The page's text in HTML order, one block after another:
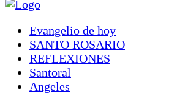
Evangelio de hoy
SANTO ROSARIO
REFLEXIONES
Santoral
Angeles